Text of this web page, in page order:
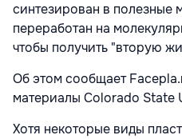
синтезирован в полезные
переработан на
чтобы получить "вторую
Об этом сообщает
материалы Colorado State
Хотя некоторые виды